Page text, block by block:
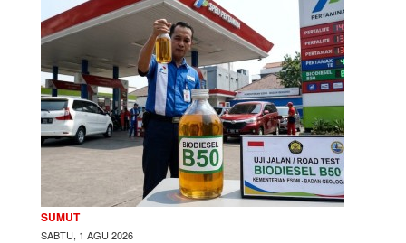
SUMUT
SABTU, 1 AGU 2026